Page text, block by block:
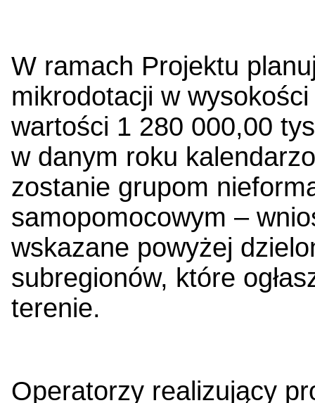
W ramach Projektu
mikrodotacji w
wartości 1 280 000,00
w danym roku
zostanie grupom
samopomocowym –
wskazane powyżej
subregionów, które
terenie.
Operatorzy realizujący